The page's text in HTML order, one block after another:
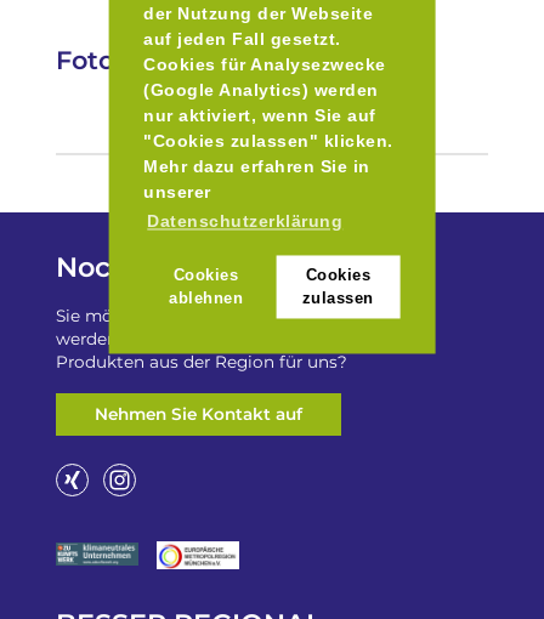
der Nutzung der Webseite
auf jeden Fall gesetzt.
Cookies für Analysezwecke
(Google Analytics) werden
nur aktiviert, wenn Sie auf
"Cookies zulassen" klicken.
Mehr dazu erfahren Sie in
unserer
Datenschutzerklärung
Cookies
ablehnen
Cookies
zulassen
Fotos
Noch Fragen?
Sie möchten auf „Besser Regional“ gelistet
werden? Oder haben Sie einen Freizeittip zu
Produkten aus der Region für uns?
Nehmen Sie Kontakt auf